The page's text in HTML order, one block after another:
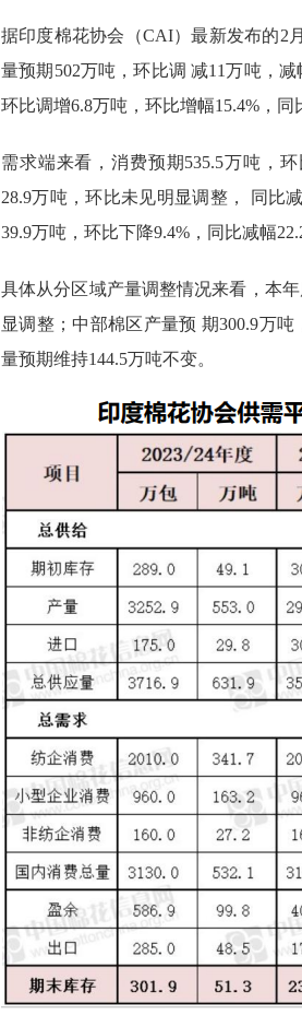
据印度棉花协会（CAI）最新发布的2
量预期502万吨，环比调 减11万吨，减
环比调增6.8万吨，环比增幅15.4%，同
需求端来看，消费预期535.5万吨，
28.9万吨，环比未见明显调整， 同比
39.9万吨，环比下降9.4%，同比减幅
具体从分区域产量调整情况来看，本
显调整；中部棉区产量预 期300.9万
量预期维持144.5万吨不变。